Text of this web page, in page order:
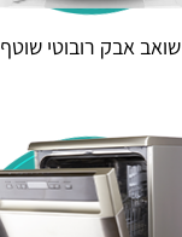
שואב אבק רובוטי שוטף